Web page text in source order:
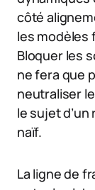
côté
les modèles
Bloquer les
ne fera que
neutraliser
le sujet
naïf.
La ligne de